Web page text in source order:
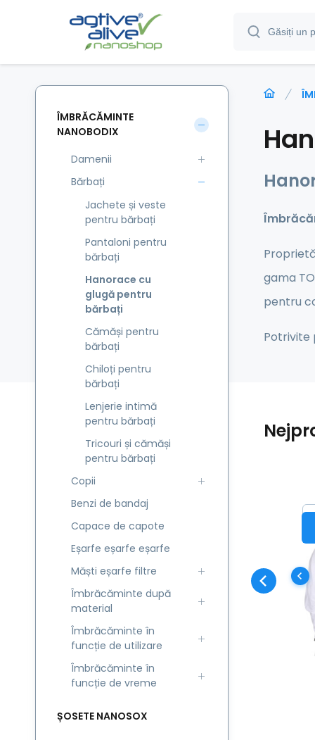
gama
pentru
Potrivite
ÎMBRĂCĂMINTE
NANOBODIX
Damenii
Bărbați
Jachete și veste
pentru bărbați
Pantaloni pentru
bărbați
Hanorace cu
glugă pentru
bărbați
Cămăși pentru
bărbați
Chiloți pentru
bărbați
Lenjerie intimă
pentru bărbați
Tricouri și cămăși
pentru bărbați
Copii
Benzi de bandaj
Capace de capote
Eșarfe eșarfe eșarfe
Măști eșarfe filtre
Îmbrăcăminte după
material
Îmbrăcăminte în
funcție de utilizare
Îmbrăcăminte în
funcție de vreme
ȘOSETE NANOSOX